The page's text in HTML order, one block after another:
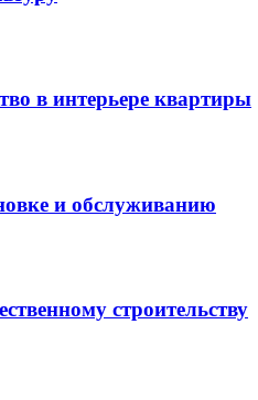
в интерьере квартиры
и обслуживанию
строительству